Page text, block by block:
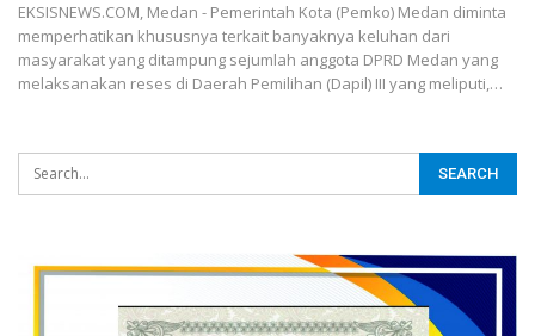
EKSISNEWS.COM, Medan - Pemerintah Kota (Pemko) Medan diminta
memperhatikan khususnya terkait banyaknya keluhan dari
masyarakat yang ditampung sejumlah anggota DPRD Medan yang
melaksanakan reses di Daerah Pemilihan (Dapil) III yang meliputi,…